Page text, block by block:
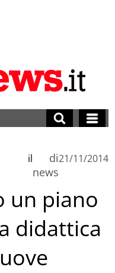
di
news
il 21/11/2014
un piano
didattica